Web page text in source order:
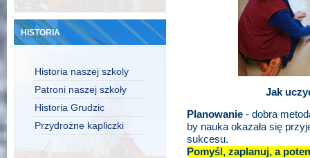
HISTORIA
Historia naszej szkoly
Patroni naszej szkoły
Historia Grudzic
Przydrożne kapliczki
Jak
Planowanie - dobra
by nauka okazała się
sukcesu.
Pomyśl, zaplanuj, a